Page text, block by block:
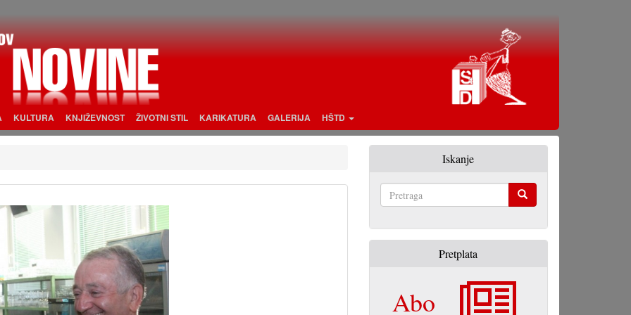
KULTURA KNJIŽEVNOST ŽIVOTNI STIL KARIKATURA GALERIJA HŠTD
Iskanje
Pretplata
Abo